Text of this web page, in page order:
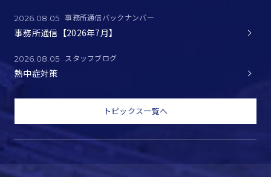
2026.08.05 事務所通信バックナンバー
事務所通信【2026年7月】
2026.08.05 スタッフブログ
熱中症対策
トピックス一覧へ